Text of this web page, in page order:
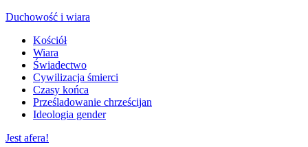
Duchowość i wiara
Kościół
Wiara
Świadectwo
Cywilizacja śmierci
Czasy końca
Prześladowanie chrześcijan
Ideologia gender
Jest afera!